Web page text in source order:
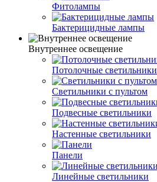
Фитолампы
Бактерицидные лампы
Внутреннее освещение
Потолочные светильники
Светильники с пультом
Подвесные светильники
Настенные светильники
Панели
Линейные светильники